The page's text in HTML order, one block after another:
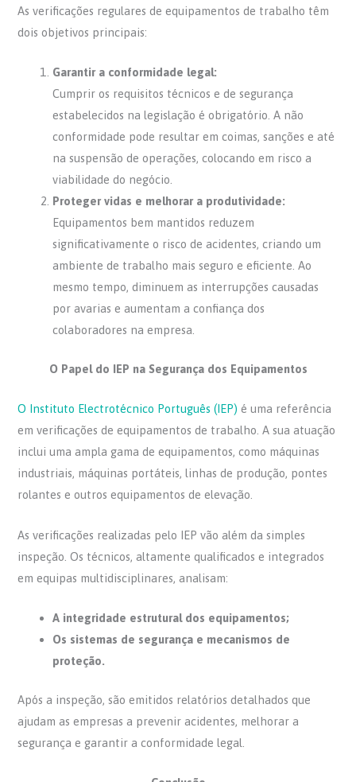
As verificações regulares de equipamentos de trabalho têm
dois objetivos principais:
Garantir a conformidade legal:
Cumprir os requisitos técnicos e de segurança
estabelecidos na legislação é obrigatório. A não
conformidade pode resultar em coimas, sanções e até
na suspensão de operações, colocando em risco a
viabilidade do negócio.
Proteger vidas e melhorar a produtividade:
Equipamentos bem mantidos reduzem
significativamente o risco de acidentes, criando um
ambiente de trabalho mais seguro e eficiente. Ao
mesmo tempo, diminuem as interrupções causadas
por avarias e aumentam a confiança dos
colaboradores na empresa.
O Papel do IEP na Segurança dos Equipamentos
O Instituto Electrotécnico Português (IEP) é uma referência
em verificações de equipamentos de trabalho. A sua atuação
inclui uma ampla gama de equipamentos, como máquinas
industriais, máquinas portáteis, linhas de produção, pontes
rolantes e outros equipamentos de elevação.
As verificações realizadas pelo IEP vão além da simples
inspeção. Os técnicos, altamente qualificados e integrados
em equipas multidisciplinares, analisam:
A integridade estrutural dos equipamentos;
Os sistemas de segurança e mecanismos de
proteção.
Após a inspeção, são emitidos relatórios detalhados que
ajudam as empresas a prevenir acidentes, melhorar a
segurança e garantir a conformidade legal.